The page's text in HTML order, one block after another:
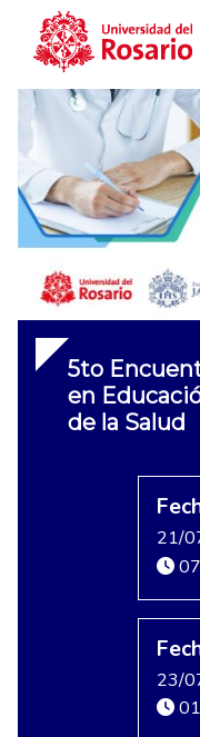
Skip to main content
5to
en
de la Salud
21/
23/